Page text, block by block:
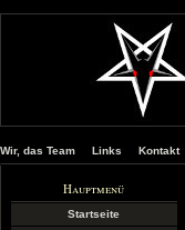
Wir, das Team Links Kontakt
Hauptmenü
Startseite